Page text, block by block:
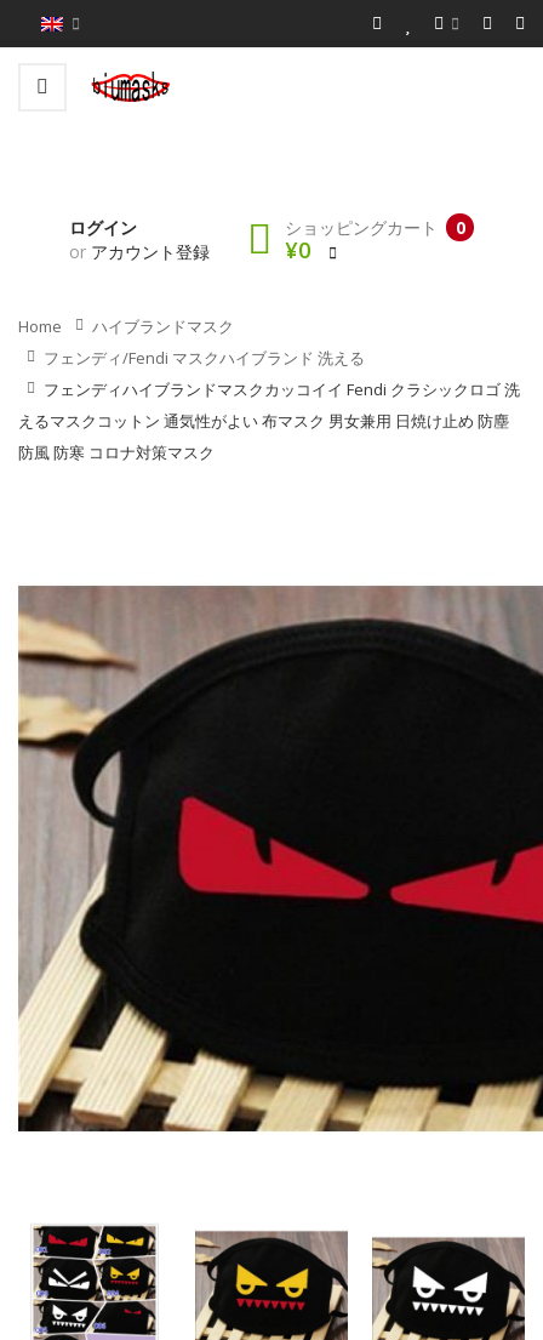
ログイン
or アカウント登録
0
ショッピングカート
¥0
Home
ハイブランドマスク
フェンディ/fendi マスクハイブランド 洗える
フェンディハイブランドマスクカッコイイ Fendi クラシックロゴ 洗
えるマスクコットン 通気性がよい 布マスク 男女兼用 日焼け止め 防塵
防風 防寒 コロナ対策マスク